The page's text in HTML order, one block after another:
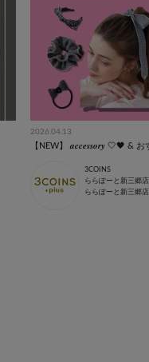
2026.04.13
3COINS
ららぽーと新三郷店
ららぽーと新三郷店